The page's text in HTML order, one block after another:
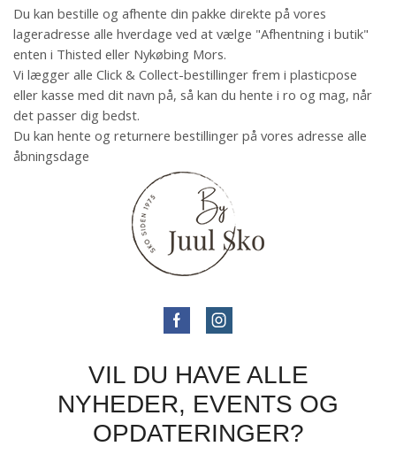
Du kan bestille og afhente din pakke direkte på vores
lageradresse alle hverdage ved at vælge "Afhentning i butik"
enten i Thisted eller Nykøbing Mors.
Vi lægger alle Click & Collect-bestillinger frem i plasticpose
eller kasse med dit navn på, så kan du hente i ro og mag, når
det passer dig bedst.
Du kan hente og returnere bestillinger på vores adresse alle
åbningsdage
VIL DU HAVE ALLE
NYHEDER, EVENTS OG
OPDATERINGER?